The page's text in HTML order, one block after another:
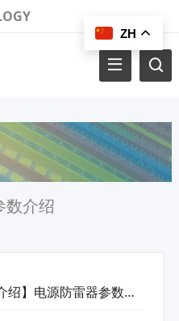
数介绍
源防雷器参数专业术语介绍
ZH